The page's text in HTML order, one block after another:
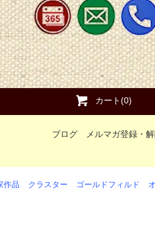
カート(0)
ブログ メルマガ登録・
作品 クラスター ゴールドフィルド